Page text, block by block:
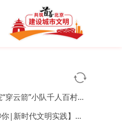
村暑期实践：红色文化可感可触，文创“小楼”萌动山乡
营第四天｜执笔忆研学，动手探科学，解锁夏日多彩时光